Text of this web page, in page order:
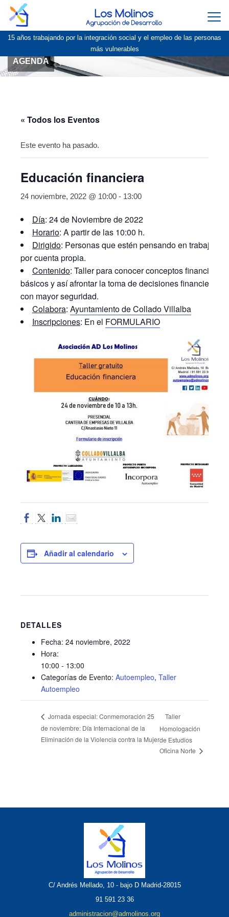
15 años trabajando por la integración social y el empleo de las personas
más vulnerables
AGENDA
« Todos los Eventos
Este evento ha pasado.
Educación financiera
24 noviembre, 2022 @ 10:00 - 13:00
Día: 24 de Noviembre de 2022
Horario: A partir de las 10:00 h.
Dirigido: Personas que estén pensando en trabajar
por cuenta propia.
Contenido: Taller para conocer conceptos financieros
básicos y así afrontar la toma de decisiones financieras
con mayor seguridad.
Colabora: Ayuntamiento de Collado Villalba
Inscripciones: En el FORMULARIO
Añadir al calendario
DETALLES
Fecha: 24 noviembre, 2022
Hora:
10:00 - 13:00
Categorías de Evento: Autoempleo, Taller
Autoempleo
Jornada especial: Conmemoración 25
de noviembre: Día Internacional de la
Eliminación de la Violencia contra la Mujer
Taller
Homologación
de Estudios
Oficina Norte
C/ Andrés Mellado, 10 - bajo D Madrid-28015
91 591 23 36
administracion@admolinos.org